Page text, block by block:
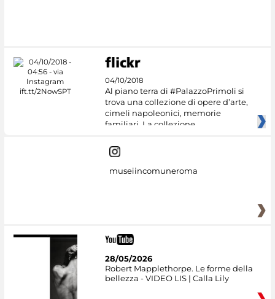
04/10/2018
Al piano terra di #PalazzoPrimoli si
trova una collezione di opere d’arte,
cimeli napoleonici, memorie
familiari. La collezione
museiincomuneroma
28/05/2026
Robert Mapplethorpe. Le forme della
bellezza - VIDEO LIS | Calla Lily